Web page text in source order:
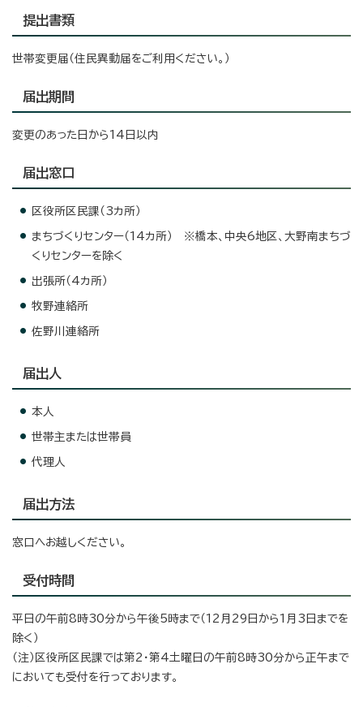
提出書類
世帯変更届（住民異動届をご利用ください。）
届出期間
変更のあった日から14日以内
届出窓口
区役所区民課（3カ所）
まちづくりセンター（14カ所） ※橋本、中央6地区、大野南まちづ
くりセンターを除く
出張所（4カ所）
牧野連絡所
佐野川連絡所
届出人
本人
世帯主または世帯員
代理人
届出方法
窓口へお越しください。
受付時間
平日の午前8時30分から午後5時まで（12月29日から1月3日までを
除く）
（注）区役所区民課では第2・第4土曜日の午前8時30分から正午まで
においても受付を行っております。